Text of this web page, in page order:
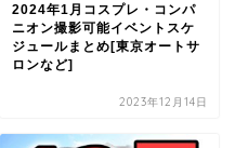
2024年1月コスプレ・コンパ
ニオン撮影可能イベントスケ
ジュールまとめ[東京オートサ
ロンなど]
2023年12月14日